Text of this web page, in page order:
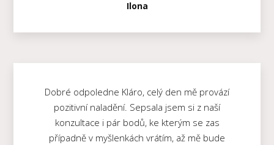
Ilona
Dobré odpoledne Kláro, celý den mě provází
pozitivní naladění. Sepsala jsem si z naší
konzultace i pár bodů, ke kterým se zas
případně v myšlenkách vrátím, až mě bude